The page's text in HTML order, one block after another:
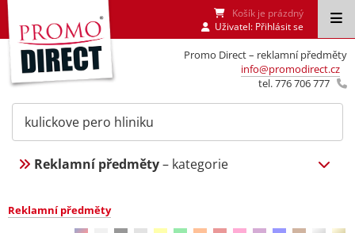
Promo Direct – reklamní předměty
info@promodirect.cz
tel. 776 706 777
Košík je prázdný
Uživatel: Přihlásit se
Reklamní předměty– kategorie
Reklamní předměty